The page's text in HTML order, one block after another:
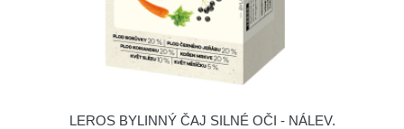
LEROS BYLINNÝ ČAJ SILNÉ OČI - NÁLEV.